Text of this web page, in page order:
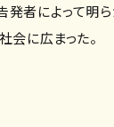
者によって明
会に広まった。